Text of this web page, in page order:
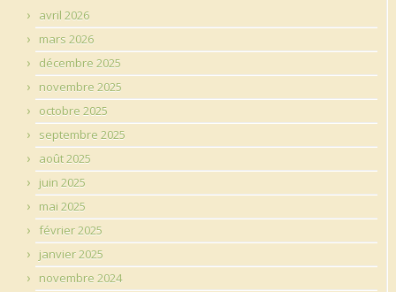
avril 2026
mars 2026
décembre 2025
novembre 2025
octobre 2025
septembre 2025
août 2025
juin 2025
mai 2025
février 2025
janvier 2025
novembre 2024